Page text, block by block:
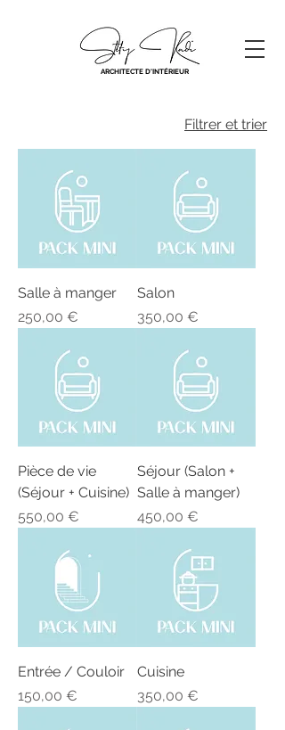
ARCHITECTE D'INTÉRIEUR
Filtrer et trier
Salle à manger
Prix
250,00 €
Salon
Prix
350,00 €
Pièce de vie
(Séjour + Cuisine)
Prix
550,00 €
Séjour (Salon +
Salle à manger)
Prix
450,00 €
Entrée / Couloir
Prix
150,00 €
Cuisine
Prix
350,00 €